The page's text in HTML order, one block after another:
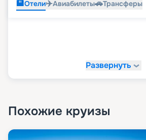
🏨Отели✈️Авиабилеты🚗Трансферы
Развернуть
Похожие круизы